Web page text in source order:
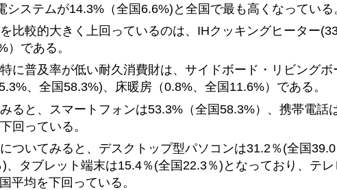
システムが14.3%（全国6.6%)と全国で最も高くなっている
比較的大きく上回っているのは、IHクッキングヒーター
）である。
に普及率が低い耐久消費財は、サイドボード・リビングボ
、全国58.3%)、床暖房（0.8%、全国11.6%）である。
ると、スマートフォンは53.3%（全国58.3%）、携帯電話
回っている。
ついてみると、デスクトップ型パソコンは31.2％(全国
、タブレット端末は15.4％(全国22.3％)となっており、テ
平均を下回っている。